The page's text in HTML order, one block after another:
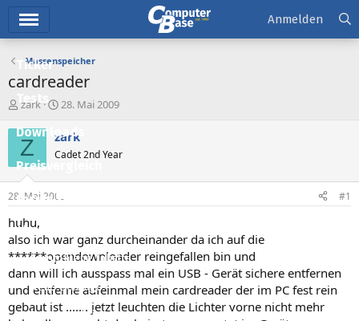
Ticker
Tests
Downloads
Preisvergleich
Forum
Aktuelles
Empfohlene Inhalte
Neue Beiträge
Neueste Aktivitäten
Anmelden
Massenspeicher
cardreader
E
s
t
e
e
r
zark
E
s
e
t
28. Mai 2009
Z zark
Cadet 2nd Year
28. Mai 2009 #1
huhu,
also ich war ganz durcheinander da ich auf die
******opendownloader reingefallen bin und
dann will ich ausspass mal ein USB - Gerät sichere entfernen
und entferne aufeinmal mein cardreader der im PC fest rein
gebaut ist ....... jetzt leuchten die Lichter vorne nicht mehr